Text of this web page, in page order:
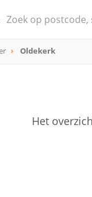
Oldekerk
Het